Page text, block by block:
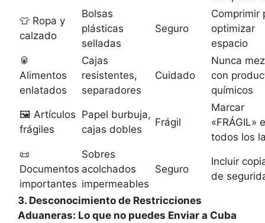
👕 Ropa y
calzado
Bolsas
plásticas
selladas
Seguro
Comprimir
optimizar
espacio
🥫
Alimentos
enlatados
Cajas
resistentes,
separadores
Cuidado
Nunca
con
químicos
🖼️ Artículos
frágiles
Papel burbuja,
cajas dobles
Frágil
Marcar
«FRÁGIL»
todos los
📜
Documentos
importantes
Sobres
acolchados
impermeables
Seguro
Incluir
de
3. Desconocimiento de Restricciones
Aduaneras: Lo que no puedes Enviar a Cuba